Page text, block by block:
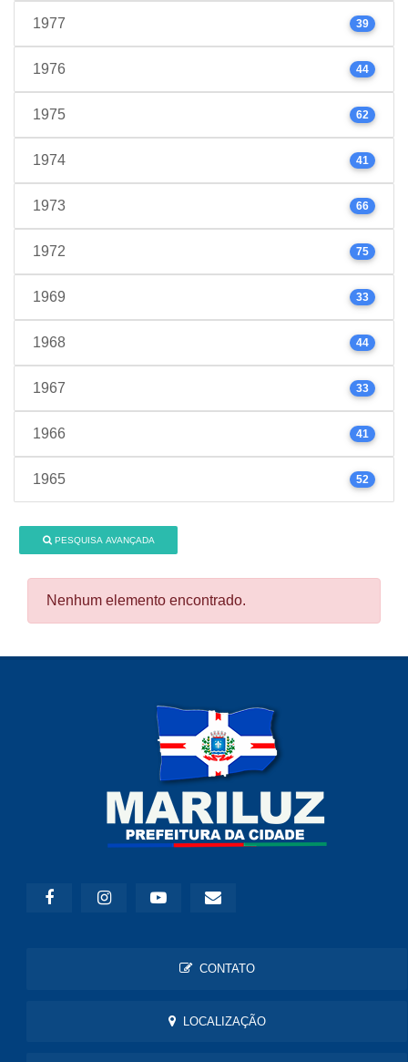
1977 39
1976 44
1975 62
1974 41
1973 66
1972 75
1969 33
1968 44
1967 33
1966 41
1965 52
PESQUISA AVANÇADA
Nenhum elemento encontrado.
CONTATO
LOCALIZAÇÃO